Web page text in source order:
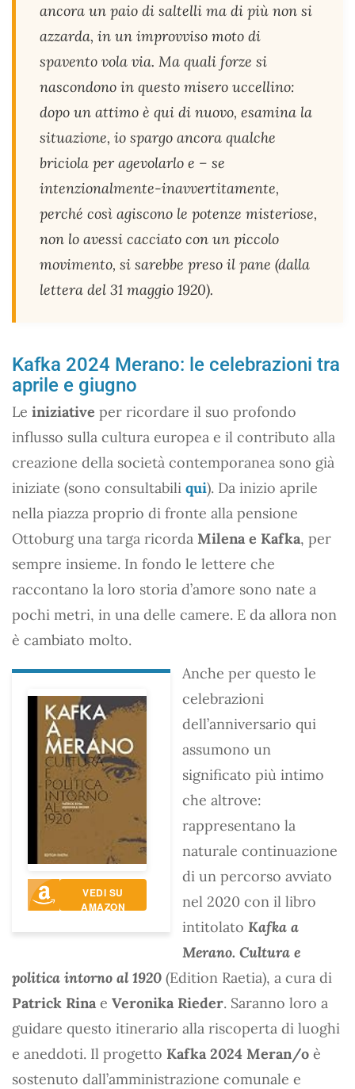
ancora un paio di saltelli ma di più non si
azzarda, in un improvviso moto di
spavento vola via. Ma quali forze si
nascondono in questo misero uccellino:
dopo un attimo è qui di nuovo, esamina la
situazione, io spargo ancora qualche
briciola per agevolarlo e – se
intenzionalmente-inavvertitamente,
perché così agiscono le potenze misteriose,
non lo avessi cacciato con un piccolo
movimento, si sarebbe preso il pane (dalla
lettera del 31 maggio 1920).
Kafka 2024 Merano: le celebrazioni tra
aprile e giugno
Le iniziative per ricordare il suo profondo
influsso sulla cultura europea e il contributo alla
creazione della società contemporanea sono già
iniziate (sono consultabili qui). Da inizio aprile
nella piazza proprio di fronte alla pensione
Ottoburg una targa ricorda Milena e Kafka, per
sempre insieme. In fondo le lettere che
raccontano la loro storia d’amore sono nate a
pochi metri, in una delle camere. E da allora non
è cambiato molto.
VEDI SU
AMAZON
Anche per questo le
celebrazioni
dell’anniversario qui
assumono un
significato più intimo
che altrove:
rappresentano la
naturale continuazione
di un percorso avviato
nel 2020 con il libro
intitolato Kafka a
Merano. Cultura e
politica intorno al 1920 (Edition Raetia), a cura di
Patrick Rina e Veronika Rieder. Saranno loro a
guidare questo itinerario alla riscoperta di luoghi
e aneddoti. Il progetto Kafka 2024 Meran/o è
sostenuto dall’amministrazione comunale e